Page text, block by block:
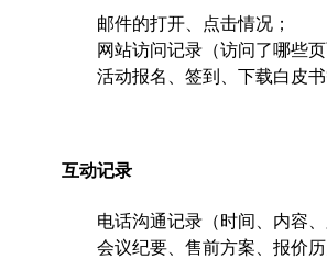
邮件的打开、点击情况；
网站访问记录（访问了哪些页
活动报名、签到、下载白皮书
互动记录
电话沟通记录（时间、内容、
会议纪要、售前方案、报价历